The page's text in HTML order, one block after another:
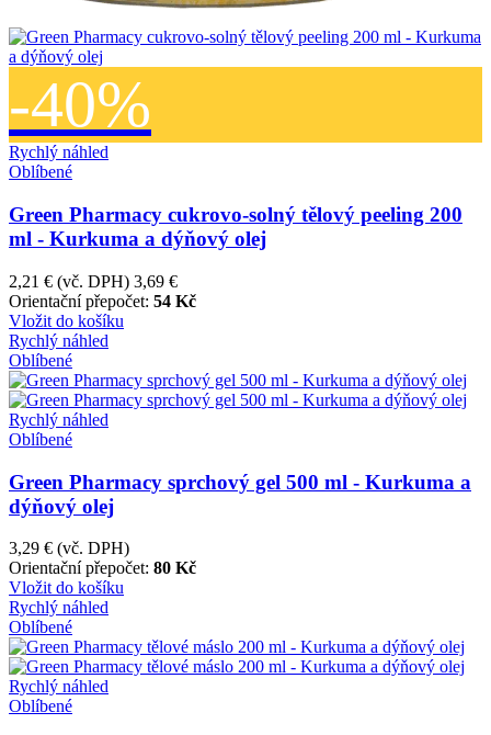
-40%
Rychlý náhled
Oblíbené
Green Pharmacy cukrovo-solný tělový peeling 200
ml - Kurkuma a dýňový olej
2,21 € (vč. DPH) 3,69 €
Orientační přepočet: 54 Kč
Vložit do košíku
Rychlý náhled
Oblíbené
Rychlý náhled
Oblíbené
Green Pharmacy sprchový gel 500 ml - Kurkuma a
dýňový olej
3,29 € (vč. DPH)
Orientační přepočet: 80 Kč
Vložit do košíku
Rychlý náhled
Oblíbené
Rychlý náhled
Oblíbené